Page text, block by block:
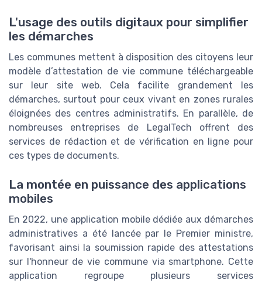
L'usage des outils digitaux pour simplifier
les démarches
Les communes mettent à disposition des citoyens leur
modèle d’attestation de vie commune téléchargeable
sur leur site web. Cela facilite grandement les
démarches, surtout pour ceux vivant en zones rurales
éloignées des centres administratifs. En parallèle, de
nombreuses entreprises de LegalTech offrent des
services de rédaction et de vérification en ligne pour
ces types de documents.
La montée en puissance des applications
mobiles
En 2022, une application mobile dédiée aux démarches
administratives a été lancée par le Premier ministre,
favorisant ainsi la soumission rapide des attestations
sur l'honneur de vie commune via smartphone. Cette
application regroupe plusieurs services